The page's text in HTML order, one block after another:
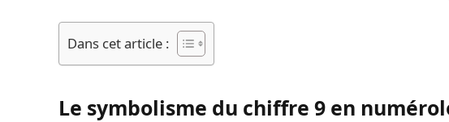
Dans cet article :
Le symbolisme du chiffre 9 en